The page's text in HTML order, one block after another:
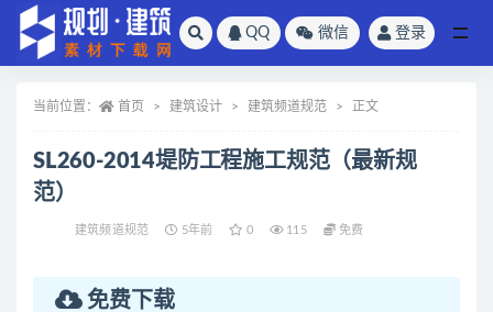
QQ 微信 登录
当前位置： 首页 建筑设计 建筑频道规范 正文
SL260-2014堤防工程施工规范（最新规
范）
建筑频道规范 5年前 0 115 免费
免费下载
全部